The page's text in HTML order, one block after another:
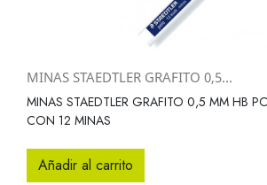
MINAS STAEDTLER GRAFITO 0,5...
MINAS STAEDTLER GRAFITO 0,5 MM HB
CON 12 MINAS
Añadir al carrito